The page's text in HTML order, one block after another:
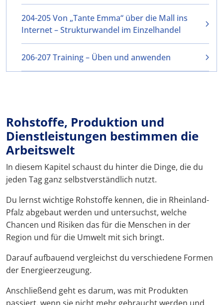
204-205 Von „Tante Emma“ über die Mall ins
Internet – Strukturwandel im Einzelhandel
206-207 Training – Üben und anwenden
Rohstoffe, Produktion und
Dienstleistungen bestimmen die
Arbeitswelt
In diesem Kapitel schaust du hinter die Dinge, die du
jeden Tag ganz selbstverständlich nutzt.
Du lernst wichtige Rohstoffe kennen, die in Rheinland-
Pfalz abgebaut werden und untersuchst, welche
Chancen und Risiken das für die Menschen in der
Region und für die Umwelt mit sich bringt.
Darauf aufbauend vergleichst du verschiedene Formen
der Energieerzeugung.
Anschließend geht es darum, was mit Produkten